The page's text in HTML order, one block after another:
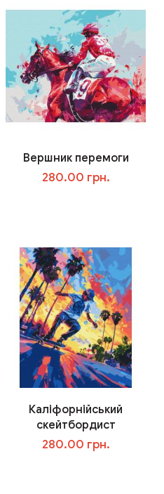
Вершник перемоги
280.00 грн.
Каліфорнійський
скейтбордист
280.00 грн.